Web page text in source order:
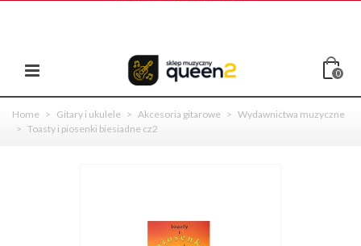
0
Home > Gitary i ukulele > Akcesoria gitarowe > Wydawnictwa muzyczne
> Toasty i piosenki biesiadne cz2